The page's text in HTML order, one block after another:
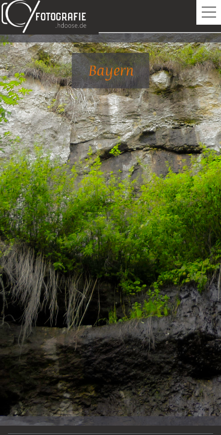
Home
Reise
Weitere Informationen: Reise
Deutschland
Irland
Natur
Weitere Informationen: Natur
Impressionen
Impressum
Bayern